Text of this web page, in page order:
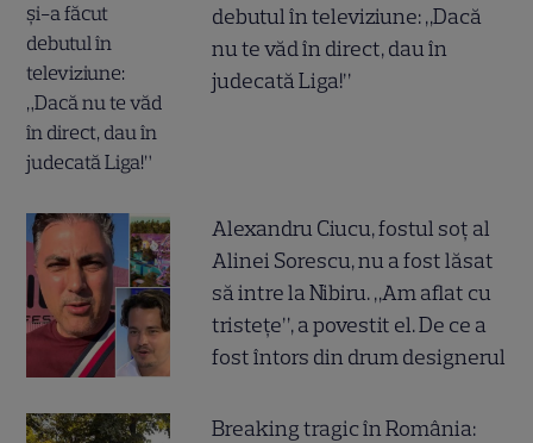
debutul în televiziune: „Dacă
nu te văd în direct, dau în
judecată Liga!”
Alexandru Ciucu, fostul soț al
Alinei Sorescu, nu a fost lăsat
să intre la Nibiru. „Am aflat cu
tristețe”, a povestit el. De ce a
fost întors din drum designerul
Breaking tragic în România: